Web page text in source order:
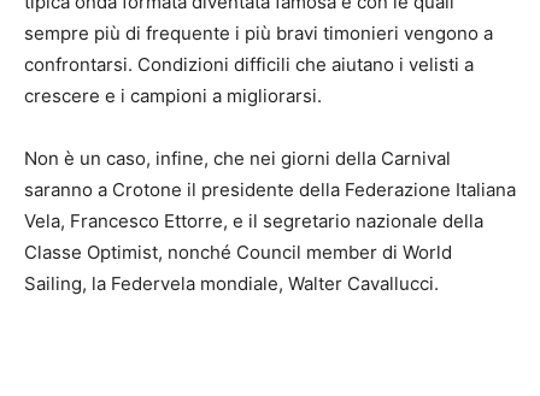
sempre più di frequente i più bravi timonieri vengono a
confrontarsi. Condizioni difficili che aiutano i velisti a
crescere e i campioni a migliorarsi.
Non è un caso, infine, che nei giorni della Carnival
saranno a Crotone il presidente della Federazione Italiana
Vela, Francesco Ettorre, e il segretario nazionale della
Classe Optimist, nonché Council member di World
Sailing, la Federvela mondiale, Walter Cavallucci.